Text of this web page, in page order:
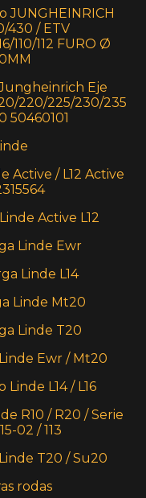
JUNGHEINRICH
430 / ETV
110/112 FURO Ø
Eje
220/225/230/235
50460101
Active / L12 Active
Active L12
Linde Ewr
Linde L14
Linde Mt20
Linde T20
Ewr / Mt20
Linde L14 / L16
R10 / R20 / Serie
02 / 113
T20 / Su20
rodas